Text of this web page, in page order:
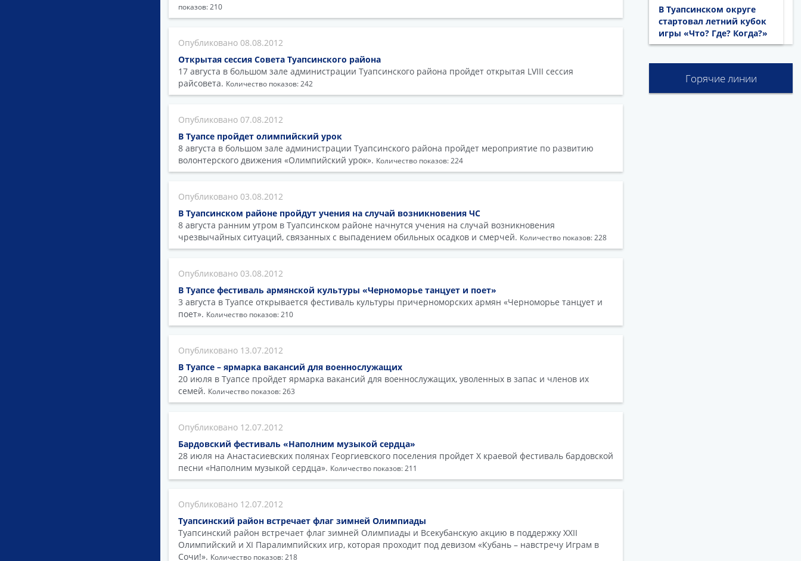
показов: 210
08.08.2012
Открытая сессия Совета Туапсинского района
17 августа в большом зале администрации Туапсинского района пройдет открытая LVIII сессия
райсовета. Количество показов: 242
07.08.2012
В Туапсе пройдет олимпийский урок
8 августа в большом зале администрации Туапсинского района пройдет мероприятие по развитию
волонтерского движения «Олимпийский урок». Количество показов: 224
03.08.2012
В Туапсинском районе пройдут учения на случай возникновения ЧС
8 августа ранним утром в Туапсинском районе начнутся учения на случай возникновения
чрезвычайных ситуаций, связанных с выпадением обильных осадков и смерчей. Количество показов: 228
03.08.2012
В Туапсе фестиваль армянской культуры «Черноморье танцует и поет»
3 августа в Туапсе открывается фестиваль культуры причерноморских армян «Черноморье танцует и
поет». Количество показов: 210
13.07.2012
В Туапсе – ярмарка вакансий для военнослужащих
20 июля в Туапсе пройдет ярмарка вакансий для военнослужащих, уволенных в запас и членов их
семей. Количество показов: 263
12.07.2012
Бардовский фестиваль «Наполним музыкой сердца»
28 июля на Анастасиевских полянах Георгиевского поселения пройдет X краевой фестиваль бардовской
песни «Наполним музыкой сердца». Количество показов: 211
12.07.2012
Туапсинский район встречает флаг зимней Олимпиады
Туапсинский район встречает флаг зимней Олимпиады и Всекубанскую акцию в поддержку ХХII
Олимпийский и ХI Паралимпийских игр, которая проходит под девизом «Кубань – навстречу Играм в
Сочи!». Количество показов: 218
В Туапсинском округе
стартовал летний кубок
игры «Что? Где? Когда?»
Горячие линии